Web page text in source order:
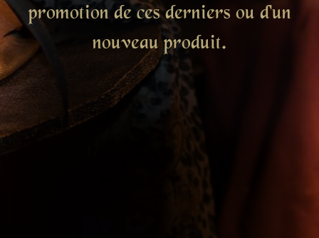
promotion de ces derniers ou d'un
nouveau produit.